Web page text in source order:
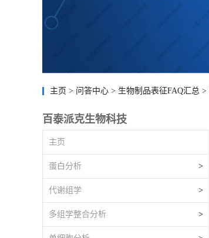
主页 > 问答中心 > 生物制品表征FAQ汇总 >
百泰派克生物科技
主页
蛋白分析 >
代谢组学 >
多组学整合分析 >